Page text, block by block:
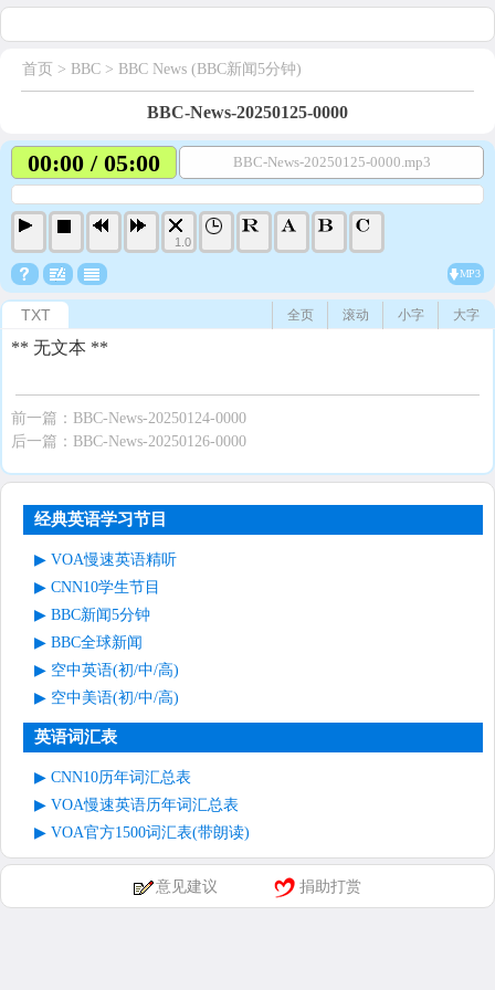
首页 > BBC > BBC News (BBC新闻5分钟)
BBC-News-20250125-0000
00:00 / 05:00 BBC-News-20250125-0000.mp3
1.0
MP3
TXT 大字
小字
滚动
全页
** 无文本 **
前一篇： BBC-News-20250124-0000
后一篇： BBC-News-20250126-0000
经典英语学习节目
VOA慢速英语精听
CNN10学生节目
BBC新闻5分钟
BBC全球新闻
空中英语(初/中/高)
空中美语(初/中/高)
英语词汇表
CNN10历年词汇总表
VOA慢速英语历年词汇总表
VOA官方1500词汇表(带朗读)
意见建议 捐助打赏